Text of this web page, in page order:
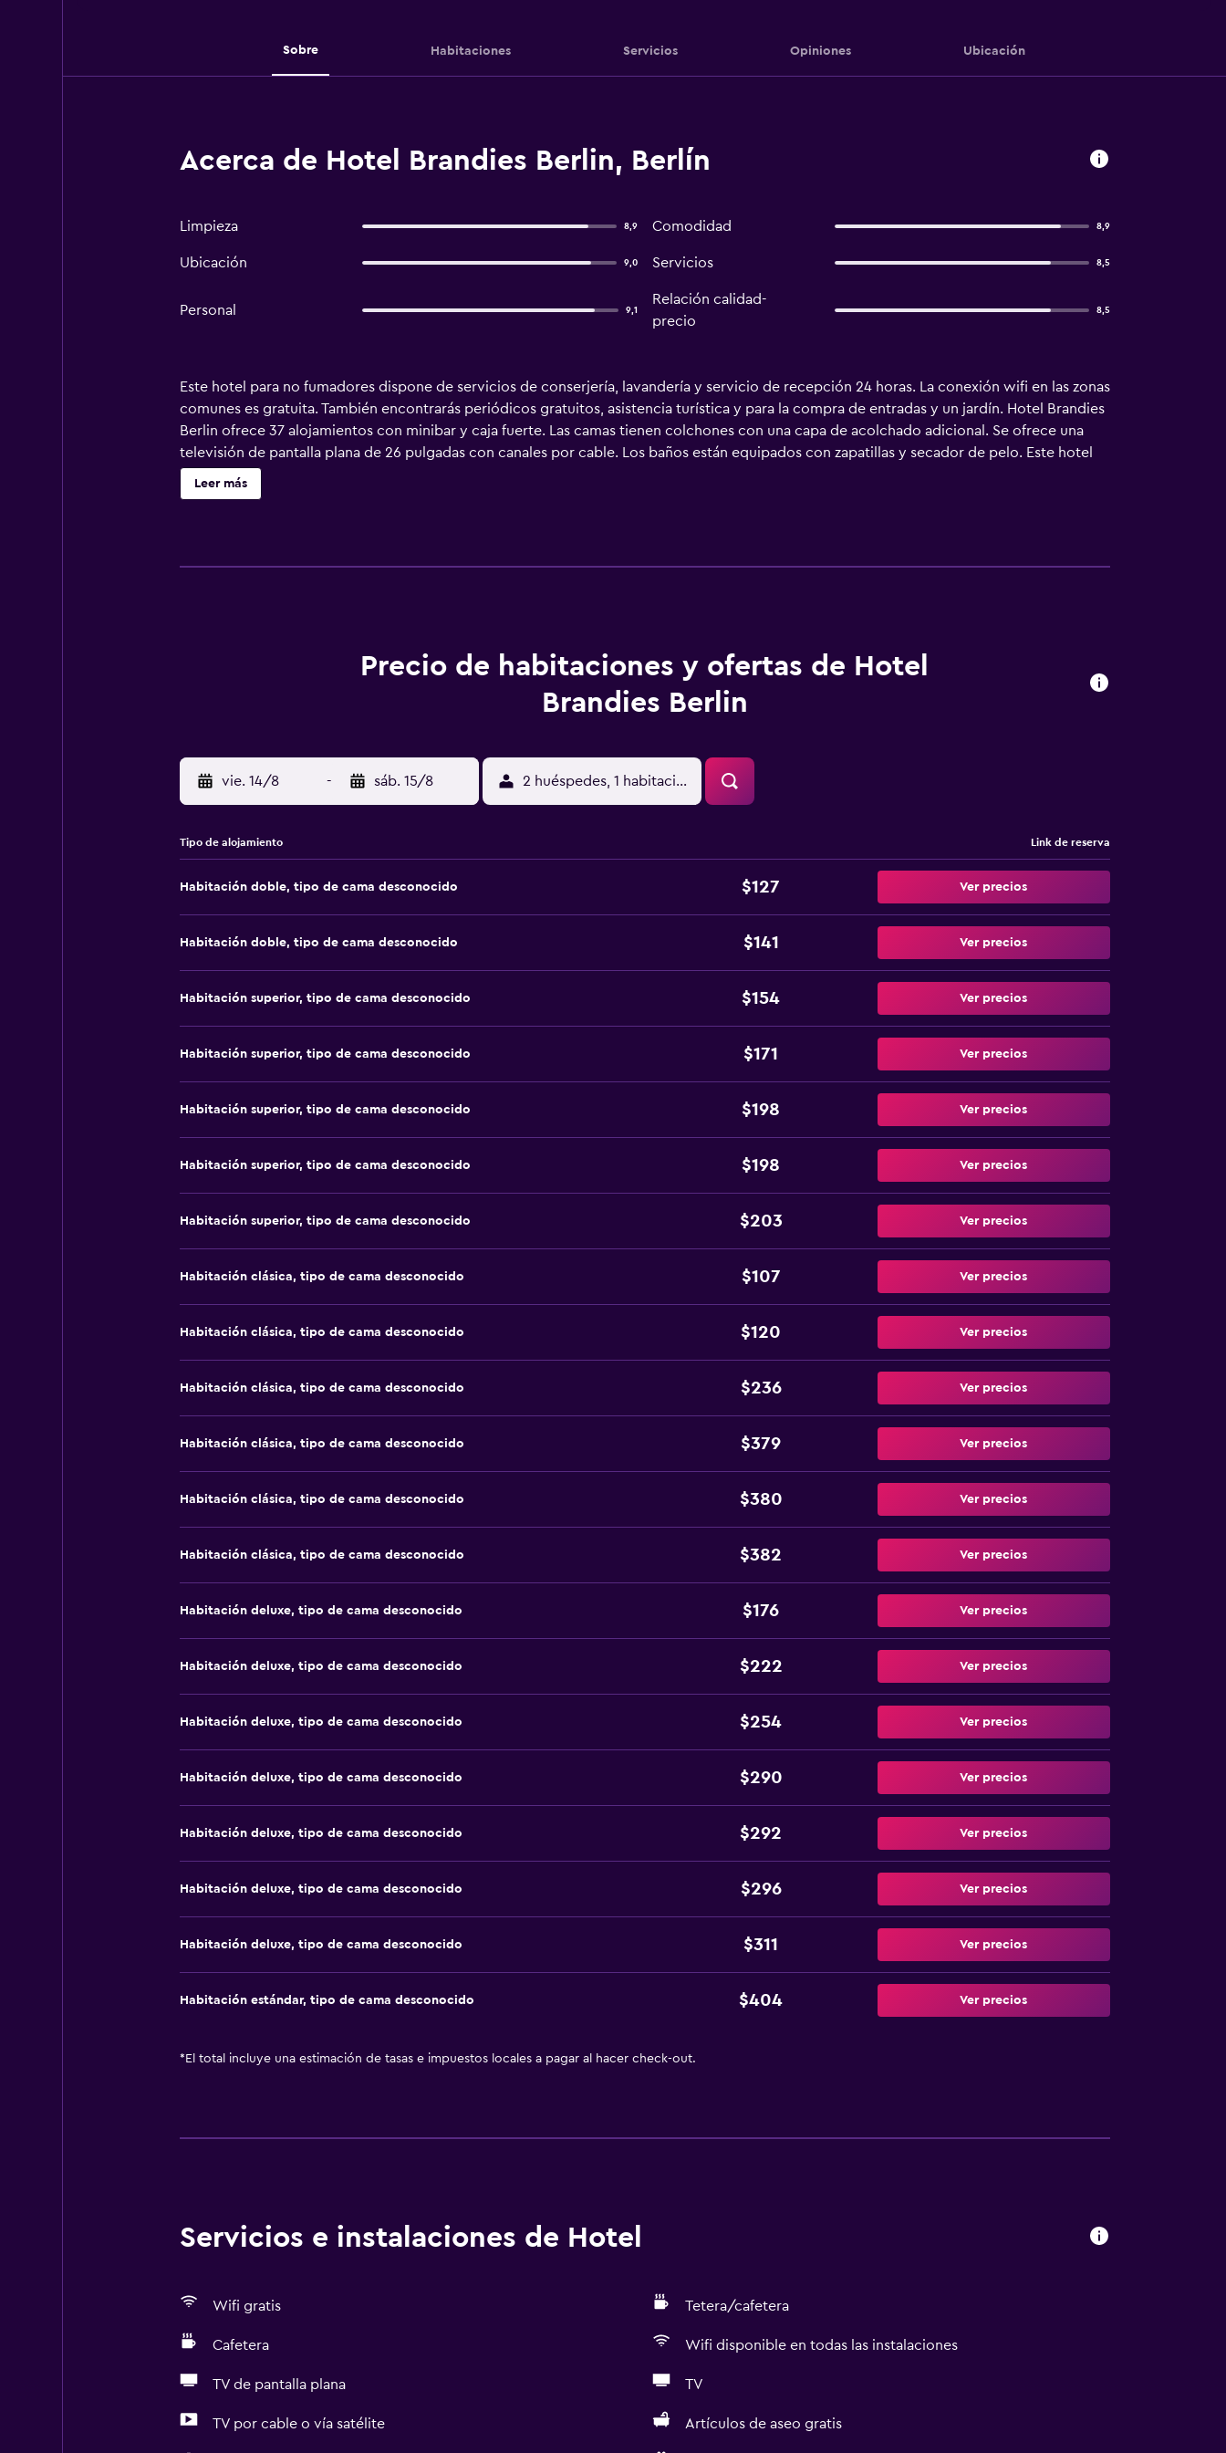
Sobre Habitaciones Servicios Opiniones Ubicación
Acerca de Hotel Brandies Berlin, Berlín
Limpieza 8,9 Comodidad 8,9
Ubicación 9,0 Servicios 8,5
Personal 9,1
Relación calidad-
precio
8,5
Este hotel para no fumadores dispone de servicios de conserjería, lavandería y servicio de recepción 24 horas. La conexión wifi en las zonas
comunes es gratuita. También encontrarás periódicos gratuitos, asistencia turística y para la compra de entradas y un jardín. Hotel Brandies
Berlin ofrece 37 alojamientos con minibar y caja fuerte. Las camas tienen colchones con una capa de acolchado adicional. Se ofrece una
televisión de pantalla plana de 26 pulgadas con canales por cable. Los baños están equipados con zapatillas y secador de pelo. Este hotel
en Berlín ofrece acceso a Internet wifi gratis. Los servicios para las personas de negocios incluyen escritorio y teléfono. Las habitaciones
también incluyen cafetera y tetera y cortinas opacas. Es posible solicitar juegos de cama hipoalergénicos y tabla de planchar con plancha.
Leer más
Precio de habitaciones y ofertas de Hotel
Brandies Berlin
vie. 14/8 - sáb. 15/8 2 huéspedes, 1 habitación
Tipo de alojamiento Link de reserva
Habitación doble, tipo de cama desconocido $127 Ver precios
Habitación doble, tipo de cama desconocido $141 Ver precios
Habitación superior, tipo de cama desconocido $154 Ver precios
Habitación superior, tipo de cama desconocido $171 Ver precios
Habitación superior, tipo de cama desconocido $198 Ver precios
Habitación superior, tipo de cama desconocido $198 Ver precios
Habitación superior, tipo de cama desconocido $203 Ver precios
Habitación clásica, tipo de cama desconocido $107 Ver precios
Habitación clásica, tipo de cama desconocido $120 Ver precios
Habitación clásica, tipo de cama desconocido $236 Ver precios
Habitación clásica, tipo de cama desconocido $379 Ver precios
Habitación clásica, tipo de cama desconocido $380 Ver precios
Habitación clásica, tipo de cama desconocido $382 Ver precios
Habitación deluxe, tipo de cama desconocido $176 Ver precios
Habitación deluxe, tipo de cama desconocido $222 Ver precios
Habitación deluxe, tipo de cama desconocido $254 Ver precios
Habitación deluxe, tipo de cama desconocido $290 Ver precios
Habitación deluxe, tipo de cama desconocido $292 Ver precios
Habitación deluxe, tipo de cama desconocido $296 Ver precios
Habitación deluxe, tipo de cama desconocido $311 Ver precios
Habitación estándar, tipo de cama desconocido $404 Ver precios
* El total incluye una estimación de tasas e impuestos locales a pagar al hacer check-out.
Servicios e instalaciones de Hotel
Wifi gratis Tetera/cafetera
Cafetera Wifi disponible en todas las instalaciones
TV de pantalla plana TV
TV por cable o vía satélite Artículos de aseo gratis